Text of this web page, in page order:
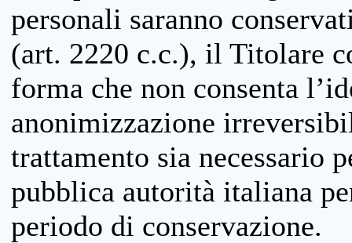
personali saranno
(art. 2220 c.c.), il Titolare
forma che non consenta
anonimizzazione
trattamento sia necessario
pubblica autorità italiana
periodo di conservazione.